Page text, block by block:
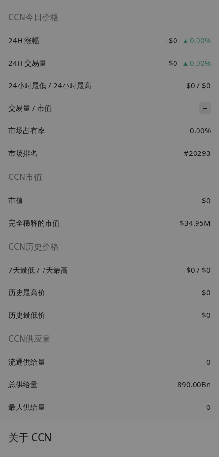
CCN今日价格
24H 涨幅 -$0 0.00%
24H 交易量 $0 0.00%
24小时最低 / 24小时最高 $0 / $0
交易量 / 市值 --
市场占有率 0.00%
市场排名 #20293
CCN市值
市值 $0
完全稀释的市值 $34.95M
CCN历史价格
7天最低 / 7天最高 $0 / $0
历史最高价 $0
历史最低价 $0
CCN供应量
流通供给量 0
总供给量 890.00Bn
最大供给量 0
关于 CCN